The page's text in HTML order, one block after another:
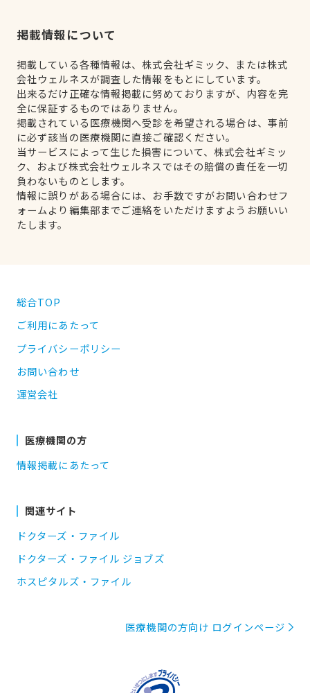
掲載情報について
掲載している各種情報は、株式会社ギミック、または株式
会社ウェルネスが調査した情報をもとにしています。
出来るだけ正確な情報掲載に努めておりますが、内容を完
全に保証するものではありません。
掲載されている医療機関へ受診を希望される場合は、事前
に必ず該当の医療機関に直接ご確認ください。
当サービスによって生じた損害について、株式会社ギミッ
ク、および株式会社ウェルネスではその賠償の責任を一切
負わないものとします。
情報に誤りがある場合には、お手数ですがお問い合わせフ
ォームより編集部までご連絡をいただけますようお願いい
たします。
総合TOP
ご利用にあたって
プライバシーポリシー
お問い合わせ
運営会社
医療機関の方
情報掲載にあたって
関連サイト
ドクターズ・ファイル
ドクターズ・ファイル ジョブズ
ホスピタルズ・ファイル
医療機関の方向け ログインページ